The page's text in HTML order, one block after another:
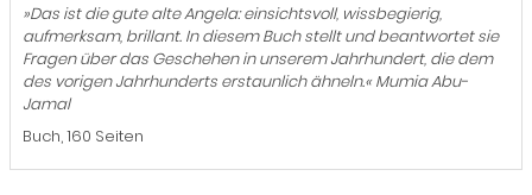
»Das ist die gute alte Angela: einsichtsvoll, wissbegierig,
aufmerksam, brillant. In diesem Buch stellt und beantwortet sie
Fragen über das Geschehen in unserem Jahrhundert, die dem
des vorigen Jahrhunderts erstaunlich ähneln.« Mumia Abu-
Jamal
Buch, 160 Seiten